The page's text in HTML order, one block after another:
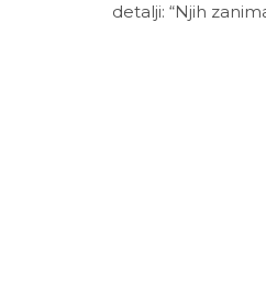
detalji: “Njih